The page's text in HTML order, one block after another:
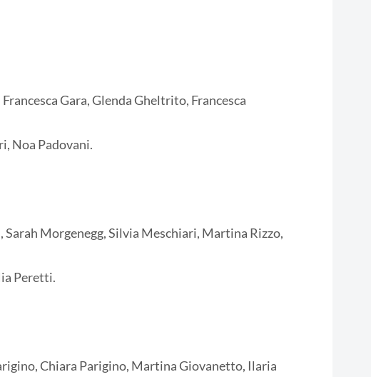
Gara, Glenda Gheltrito, Francesca
Noa Padovani.
Morgenegg, Silvia Meschiari, Martina Rizzo,
Peretti.
Chiara Parigino, Martina Giovanetto, Ilaria